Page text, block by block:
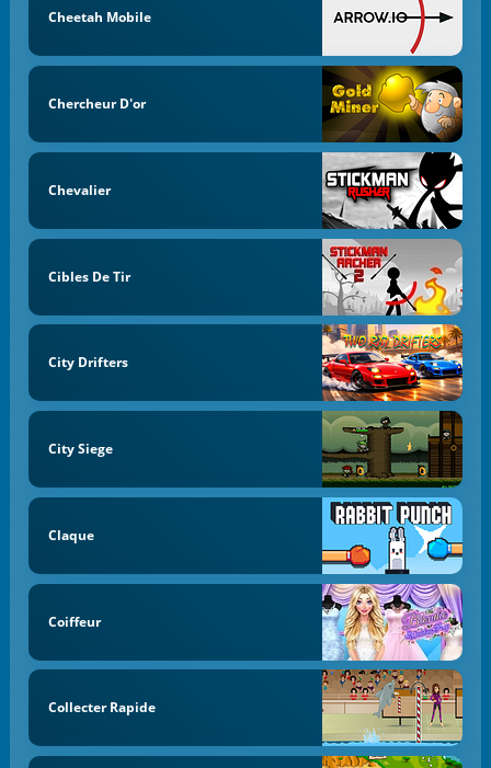
Cheetah Mobile
Chercheur D'or
Chevalier
Cibles De Tir
City Drifters
City Siege
Claque
Coiffeur
Collecter Rapide